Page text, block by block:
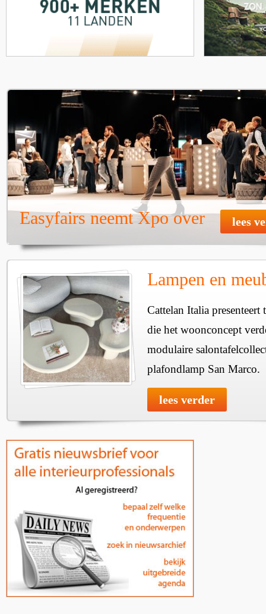
Easyfairs neemt Xpo over lees
Lampen en
Cattelan Italia
die het woonconcept
modulaire
plafondlamp San Marco.
lees verder